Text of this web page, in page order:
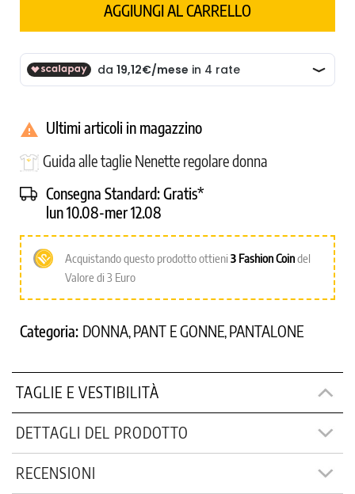
AGGIUNGI AL CARRELLO
 Ultimi articoli in magazzino
Guida alle taglie Nenette regolare donna
Consegna Standard:Gratis*
lun 10.08-mer 12.08
Acquistando questo prodotto ottieni 3 Fashion Coindel
Valore di 3 Euro
Categoria: DONNA PANT E GONNE PANTALONE
TAGLIE E VESTIBILITÀ
DETTAGLI DEL PRODOTTO
RECENSIONI